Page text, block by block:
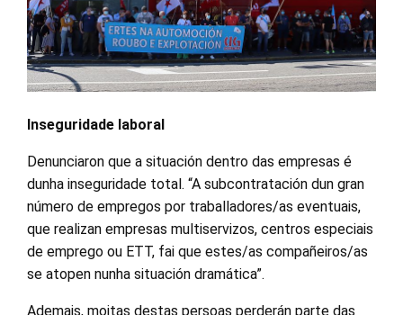
Inseguridade laboral
Denunciaron que a situación dentro das empresas é
dunha inseguridade total. “A subcontratación dun gran
número de empregos por traballadores/as eventuais,
que realizan empresas multiservizos, centros especiais
de emprego ou ETT, fai que estes/as compañeiros/as
se atopen nunha situación dramática”.
Ademais, moitas destas persoas perderán parte das